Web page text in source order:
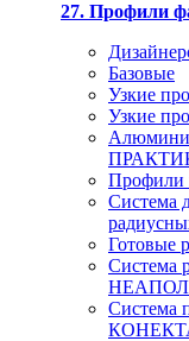
27. Профили
Базовые
Узкие
Узкие
Профили
Система
Готовые
Система
Система